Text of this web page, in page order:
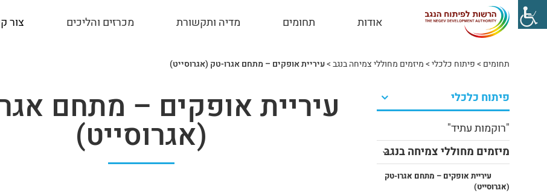
אודות תחומים מדיה ותקשורת מכרזים והליכים צור
תחומים >פיתוח כלכלי>מיזמים מחוללי צמיחה בנגב>עיריית אופקים – מתחם אגרו-טק (אגרוסייט)
פיתוח כלכלי
"רוקמות עתיד"
מיזמים מחוללי צמיחה בנגב
עיריית אופקים – מתחם אגרו-טק
(אגרוסייט)
עיריית אופקים – מתחם
(אגרוסייט)